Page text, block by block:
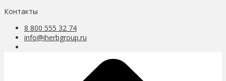
Контакты
8 800 555 32 74
info@iherbgroup.ru